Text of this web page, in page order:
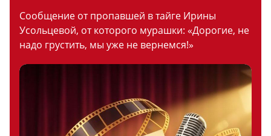
Сообщение от пропавшей в тайге Ирины
Усольцевой, от которого мурашки: «Дорогие, не
надо грустить, мы уже не вернемся!»